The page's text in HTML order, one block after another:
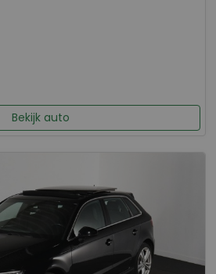
Bekijk auto